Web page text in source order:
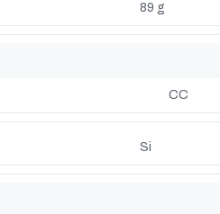
89 g
CC
Si